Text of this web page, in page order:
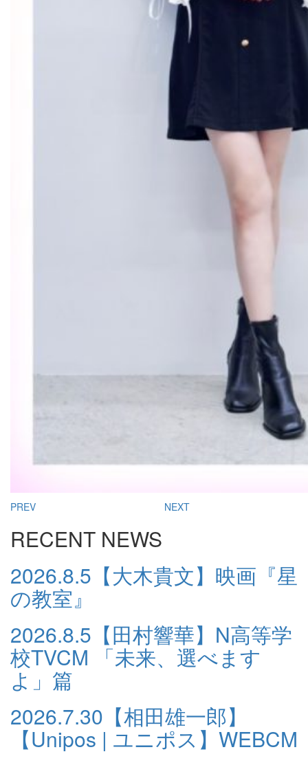
PREV NEXT
RECENT NEWS
2026.8.5 【大木貴文】映画『星
の教室』
2026.8.5 【田村響華】N高等学
校TVCM 「未来、選べます
よ」篇
2026.7.30 【相田雄一郎】
【Unipos | ユニポス】WEBCM